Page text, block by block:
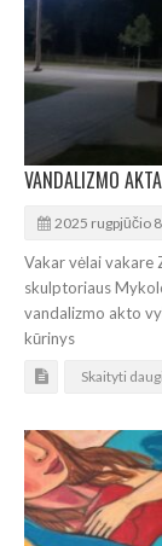
2025 rugpjūčio 8
Vakar vėlai vakare
skulptoriaus
vandalizmo akto
kūrinys
Skaityti